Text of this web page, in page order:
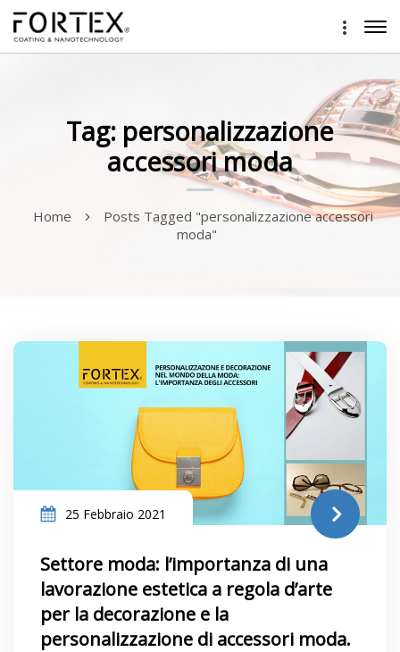
Tag: personalizzazione
accessori moda
Home
Posts Tagged "personalizzazione accessori
moda"
25 Febbraio 2021
Settore moda: l’importanza di una
lavorazione estetica a regola d’arte
per la decorazione e la
personalizzazione di accessori moda.